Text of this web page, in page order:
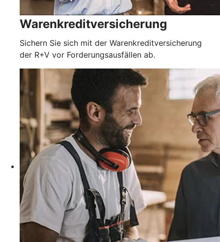
Warenkreditversicherung
Sichern Sie sich mit der Warenkreditversicherung
der R+V vor Forderungsausfällen ab.